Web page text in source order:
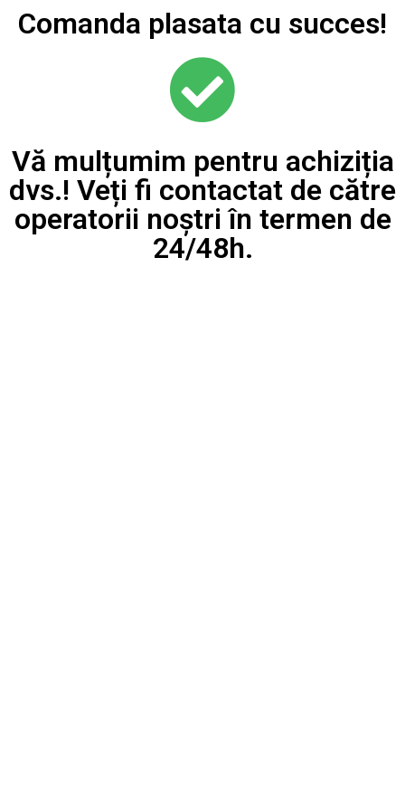
Comanda plasata cu succes!
Vă mulțumim pentru achiziția
dvs.! Veți fi contactat de către
operatorii noștri în termen de
24/48h.